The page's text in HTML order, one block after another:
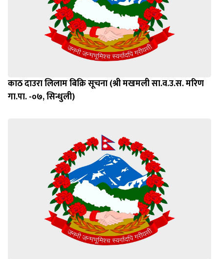
काठ दाउरा लिलाम बिक्रि सूचना (श्री मखमली सा.व.उ.स. मरिण
गा.पा. -०७, सिन्धुली)